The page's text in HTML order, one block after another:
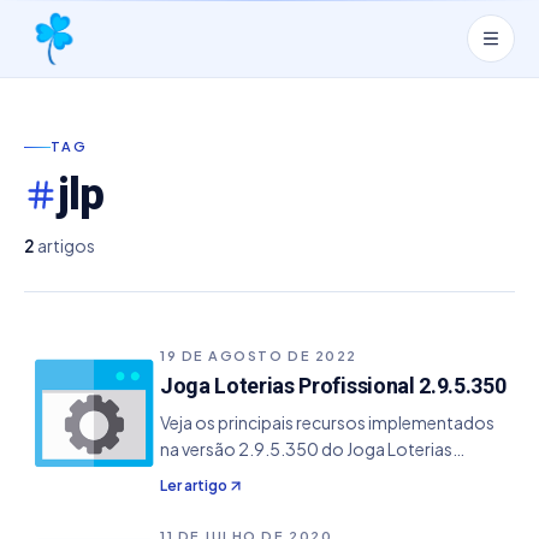
TAG
jlp
2 artigos
19 DE AGOSTO DE 2022
Joga Loterias Profissional 2.9.5.350
Veja os principais recursos implementados
na versão 2.9.5.350 do Joga Loterias
Profissional. - Inclusão do módulo de
impressão do +Milionária (somente volante)
- Resolvido bug de valores omitidos de
Ler artigo